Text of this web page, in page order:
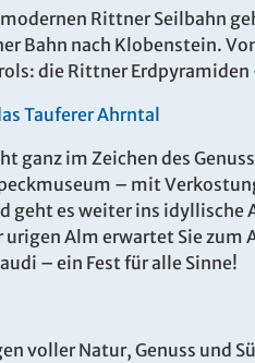
Rittner Seilbahn
Bahn nach Klobenstein.
die Rittner
Tauferer Ahrntal
ganz im Zeichen des
– mit
geht es weiter ins
urigen Alm erwartet Sie
– ein Fest für alle Sinne!
voller Natur, Genuss und